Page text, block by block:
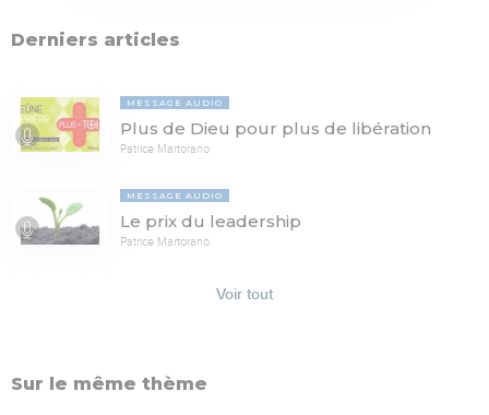
Derniers articles
MESSAGE AUDIO
Plus de Dieu pour plus de libération
Patrice Martorano
MESSAGE AUDIO
Le prix du leadership
Patrice Martorano
Voir tout
Sur le même thème